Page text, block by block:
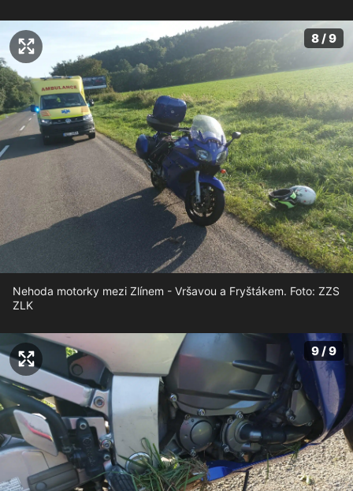
8 / 9
Nehoda motorky mezi Zlínem - Vršavou a Fryštákem. Foto: ZZS
ZLK
9 / 9